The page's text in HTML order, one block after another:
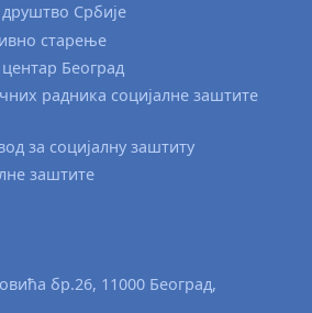
Србије
старење
Београд
радника социјалне заштите
за социјалну заштиту
заштите
бр.26, 11000 Београд,